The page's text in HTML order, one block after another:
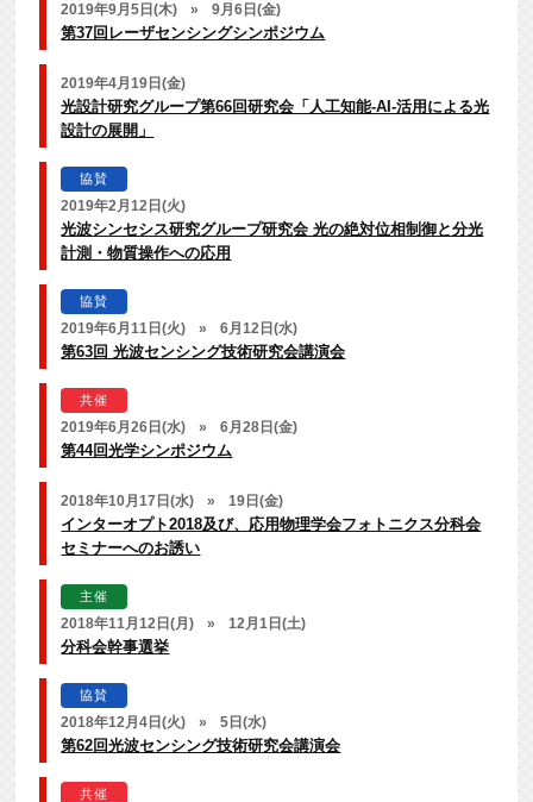
2019年9月5日(木) » 9月6日(金)
第37回レーザセンシングシンポジウム
2019年4月19日(金)
光設計研究グループ第66回研究会「人工知能-AI-活用による光
設計の展開」
協賛
2019年2月12日(火)
光波シンセシス研究グループ研究会 光の絶対位相制御と分光
計測・物質操作への応用
協賛
2019年6月11日(火) » 6月12日(水)
第63回 光波センシング技術研究会講演会
共催
2019年6月26日(水) » 6月28日(金)
第44回光学シンポジウム
2018年10月17日(水) » 19日(金)
インターオプト2018及び、応用物理学会フォトニクス分科会
セミナーへのお誘い
主催
2018年11月12日(月) » 12月1日(土)
分科会幹事選挙
協賛
2018年12月4日(火) » 5日(水)
第62回光波センシング技術研究会講演会
共催